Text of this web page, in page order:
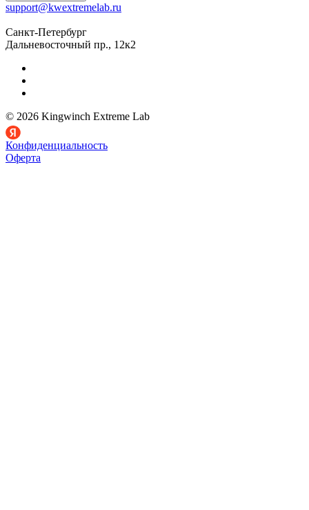
support@kwextremelab.ru
Санкт-Петербург
Дальневосточный пр., 12к2
© 2026 Kingwinch Extreme Lab
Конфиденциальность
Оферта